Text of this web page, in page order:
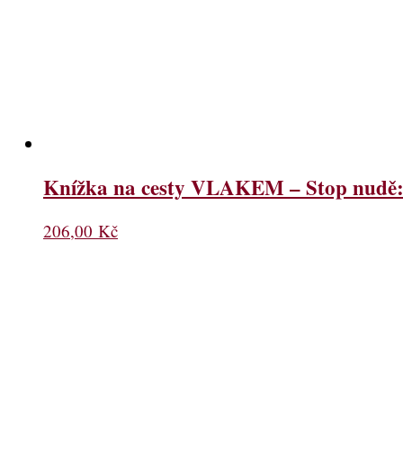
Knížka na cesty VLAKEM – Stop
206,00 Kč